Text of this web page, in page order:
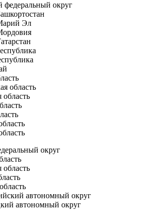
округ
Эл
область
область
округ
область
автономный округ
автономный округ